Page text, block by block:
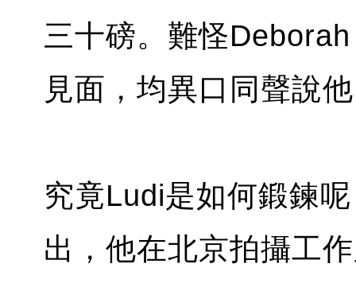
三十磅。 難怪
見面，均異口同聲說
究竟Ludi是如何鍛鍊
出，他在北京拍攝工